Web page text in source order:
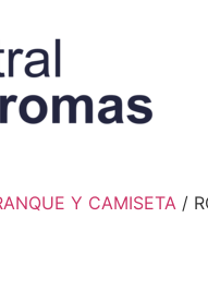
Y CAMISETA /